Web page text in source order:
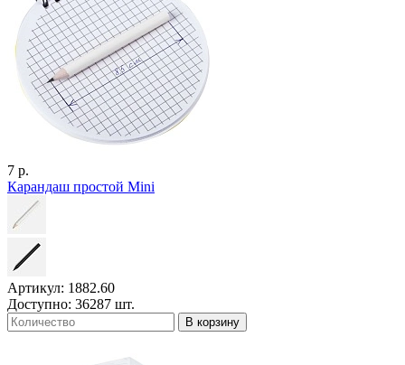
7 р.
Карандаш простой Mini
Артикул: 1882.60
Доступно: 36287 шт.
В корзину